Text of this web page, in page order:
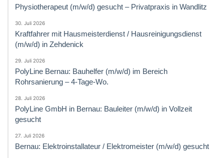
Physiotherapeut (m/w/d) gesucht – Privatpraxis in Wandlitz
30. Juli 2026
Kraftfahrer mit Hausmeisterdienst / Hausreinigungsdienst
(m/w/d) in Zehdenick
29. Juli 2026
PolyLine Bernau: Bauhelfer (m/w/d) im Bereich
Rohrsanierung – 4-Tage-Wo.
28. Juli 2026
PolyLine GmbH in Bernau: Bauleiter (m/w/d) in Vollzeit
gesucht
27. Juli 2026
Bernau: Elektroinstallateur / Elektromeister (m/w/d) gesucht